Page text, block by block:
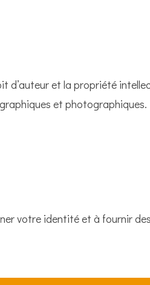
d’auteur et la propriété
et photographiques.
votre identité et à fournir des